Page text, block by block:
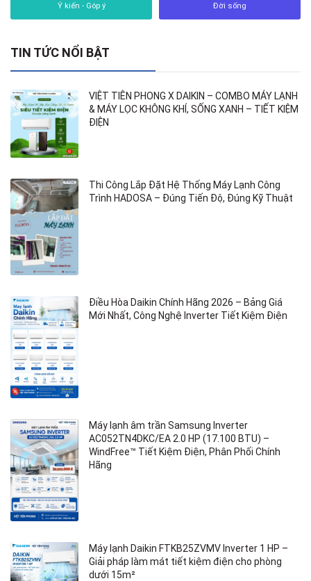
Ý kiến - Góp ý Đời sống
TIN TỨC NỔI BẬT
VIỆT TIÊN PHONG X DAIKIN – COMBO MÁY LẠNH
& MÁY LỌC KHÔNG KHÍ, SỐNG XANH – TIẾT KIỆM
ĐIỆN
Thi Công Lắp Đặt Hệ Thống Máy Lạnh Công
Trình HADOSA – Đúng Tiến Độ, Đúng Kỹ Thuật
Điều Hòa Daikin Chính Hãng 2026 – Bảng Giá
Mới Nhất, Công Nghệ Inverter Tiết Kiệm Điện
Máy lạnh âm trần Samsung Inverter
AC052TN4DKC/EA 2.0 HP (17.100 BTU) –
WindFree™ Tiết Kiệm Điện, Phân Phối Chính
Hãng
Máy lạnh Daikin FTKB25ZVMV Inverter 1 HP –
Giải pháp làm mát tiết kiệm điện cho phòng
dưới 15m²